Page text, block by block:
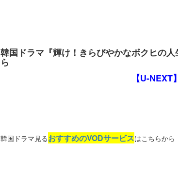
韓国ドラマ『輝け！きらびやかなボクヒの
ら
【U-NEXT】
韓国ドラマ見るおすすめのVODサービスはこちらから